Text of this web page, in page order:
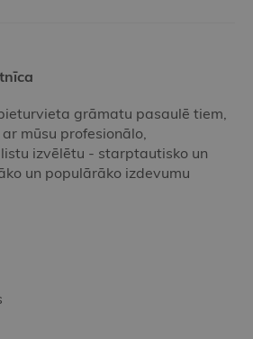
grāmatu pasaulē tiem,
mūsu profesionālo,
izvēlētu - starptautisko un
un populārāko izdevumu